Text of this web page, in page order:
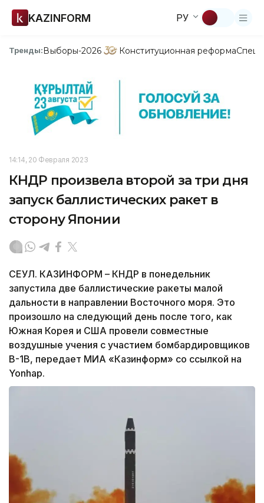
KAZINFORM РУ
Тренды:Выборы-2026 Конституционная реформа
14:14, 20 Февраля 2023
КНДР произвела второй за три дня
запуск баллистических ракет в
сторону Японии
СЕУЛ. КАЗИНФОРМ – КНДР в понедельник
запустила две баллистические ракеты малой
дальности в направлении Восточного моря. Это
произошло на следующий день после того, как
Южная Корея и США провели совместные
воздушные учения с участием бомбардировщиков
B-1B, передает МИА «Казинформ» со ссылкой на
Yonhap.